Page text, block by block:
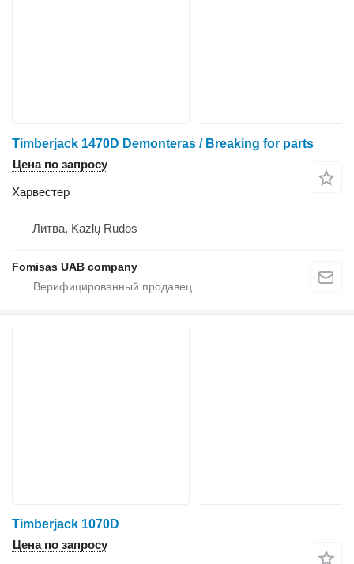
Timberjack 1470D Demonteras / Breaking for parts
Цена по запросу
Харвестер
Литва, Kazlų Rūdos
Fomisas UAB company
Timberjack 1070D
Цена по запросу